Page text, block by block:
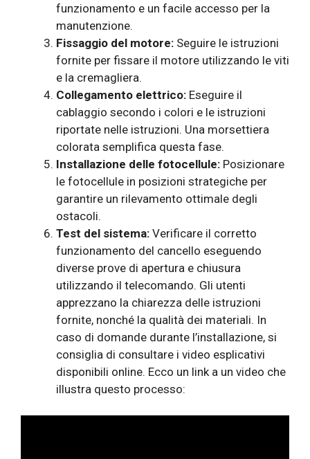
funzionamento e un facile accesso per la
manutenzione.
Fissaggio del motore: Seguire le istruzioni
fornite per fissare il motore utilizzando le viti
e la cremagliera.
Collegamento elettrico: Eseguire il
cablaggio secondo i colori e le istruzioni
riportate nelle istruzioni. Una morsettiera
colorata semplifica questa fase.
Installazione delle fotocellule: Posizionare
le fotocellule in posizioni strategiche per
garantire un rilevamento ottimale degli
ostacoli.
Test del sistema: Verificare il corretto
funzionamento del cancello eseguendo
diverse prove di apertura e chiusura
utilizzando il telecomando. Gli utenti
apprezzano la chiarezza delle istruzioni
fornite, nonché la qualità dei materiali. In
caso di domande durante l’installazione, si
consiglia di consultare i video esplicativi
disponibili online. Ecco un link a un video che
illustra questo processo: